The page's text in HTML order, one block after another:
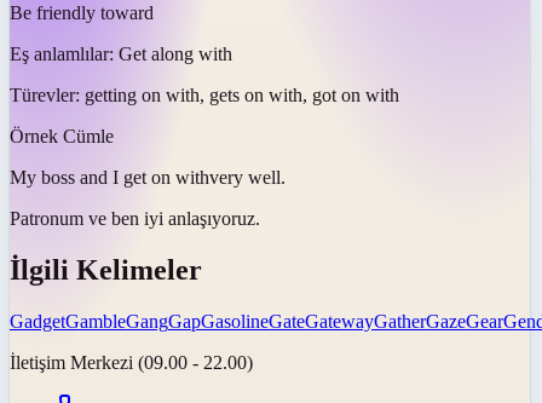
Be friendly toward
Eş anlamlılar: Get along with
Türevler: getting on with, gets on with, got on with
Örnek Cümle
My boss and I get on withvery well.
Patronum ve ben iyi anlaşıyoruz.
İlgili Kelimeler
GadgetGambleGangGapGasolineGateGatewayGatherGazeGear
İletişim Merkezi (09.00 - 22.00)